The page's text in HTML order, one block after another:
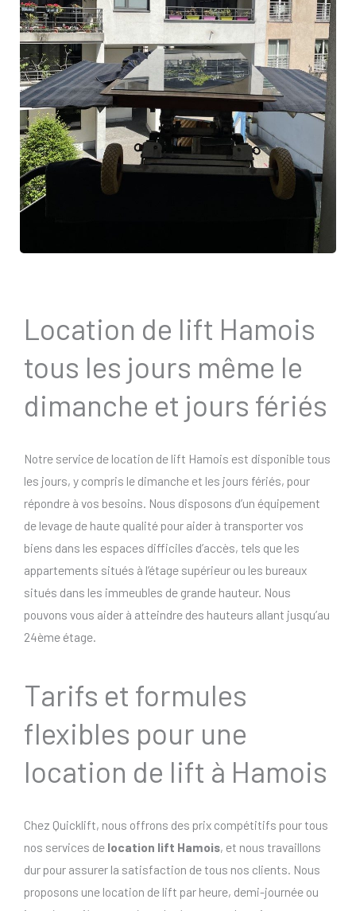
Location de lift Hamois
tous les jours même le
dimanche et jours fériés
Notre service de location de lift Hamois est disponible tous
les jours, y compris le dimanche et les jours fériés, pour
répondre à vos besoins. Nous disposons d’un équipement
de levage de haute qualité pour aider à transporter vos
biens dans les espaces difficiles d’accès, tels que les
appartements situés à l’étage supérieur ou les bureaux
situés dans les immeubles de grande hauteur. Nous
pouvons vous aider à atteindre des hauteurs allant jusqu’au
24ème étage.
Tarifs et formules
flexibles pour une
location de lift à Hamois
Chez Quicklift, nous offrons des prix compétitifs pour tous
nos services de location lift Hamois, et nous travaillons
dur pour assurer la satisfaction de tous nos clients. Nous
proposons une location de lift par heure, demi-journée ou